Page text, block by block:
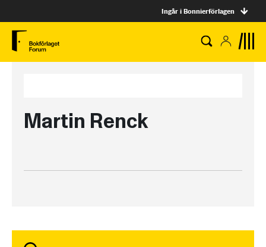
Ingår i Bonnierförlagen
Martin Renck